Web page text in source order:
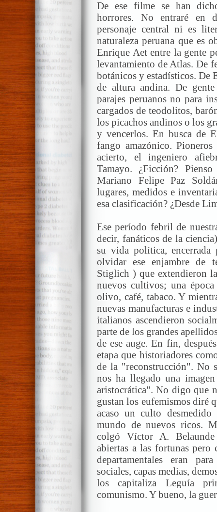
De ese filme se han
horrores. No entraré en
personaje central ni es
naturaleza peruana que es
Enrique Aet entre la gente
levantamiento de Atlas. De
botánicos y estadísticos. De
de altura andina. De
parajes peruanos no para
cargados de teodolitos,
los picachos andinos o los
y vencerlos. En busca de
fango amazónico.
acierto, el ingeniero
Tamayo. ¿Ficción?
Mariano Felipe Paz
lugares, medidos e
esa clasificación? ¿Desde
Ese período febril de
decir, fanáticos de la
su vida política, encerrada
olvidar ese enjambre de
Stiglich ) que extendieron
nuevos cultivos; una
olivo, café, tabaco. Y
nuevas manufacturas e
italianos ascendieron
parte de los grandes
de ese auge. En fin,
etapa que historiadores
de la "reconstrucción". No
nos ha llegado una
aristocrática". No digo que
gustan los eufemismos diré
acaso un culto
mundo de nuevos ricos.
colgó Víctor A.
abiertas a las fortunas
departamentales eran
sociales, capas medias,
los capitaliza Leguía
comunismo. Y bueno, la